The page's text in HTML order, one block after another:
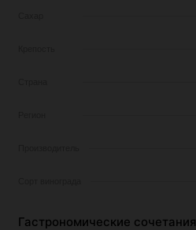
Гастрономические сочетания